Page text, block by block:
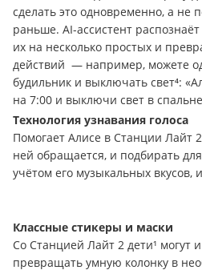
сделать это одновременно, а не
раньше. AI-ассистент
их на несколько простых и
действий — например, можете
будильник и выключать свет⁴:
на 7:00 и выключи свет в
Технология узнавания голоса
Помогает Алисе в Станции Лайт
ней обращается, и подбирать
учётом его музыкальных вкусов,
Классные стикеры и маски
Со Станцией Лайт 2 дети¹ могут
превращать умную колонку в